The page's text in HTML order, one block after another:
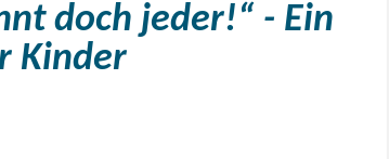
doch jeder!“ - Ein
Kinder